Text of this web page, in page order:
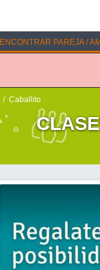
ENCONTRAR PAREJA /
Caballito